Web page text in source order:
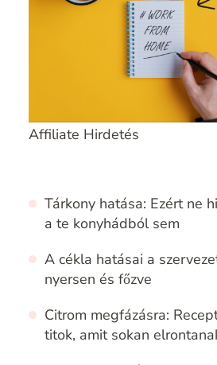
Affiliate Hirdetés
Tárkony hatása: Ezért ne
a te konyhádból sem
A cékla hatásai a
nyersen és főzve
Citrom megfázásra:
titok, amit sokan